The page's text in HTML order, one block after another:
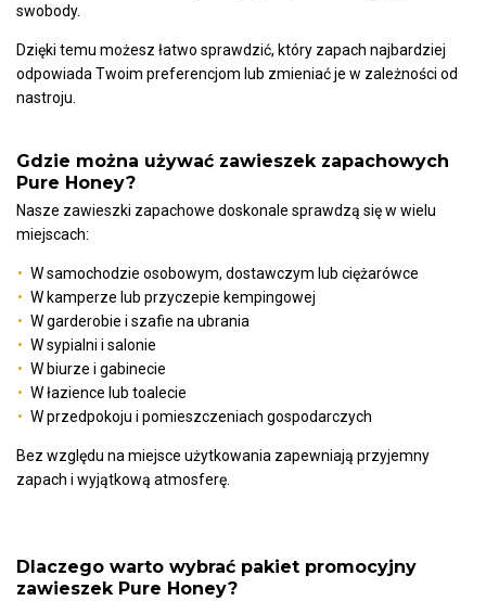
swobody.
Dzięki temu możesz łatwo sprawdzić, który zapach najbardziej
odpowiada Twoim preferencjom lub zmieniać je w zależności od
nastroju.
Gdzie można używać zawieszek zapachowych
Pure Honey?
Nasze zawieszki zapachowe doskonale sprawdzą się w wielu
miejscach:
W samochodzie osobowym, dostawczym lub ciężarówce
W kamperze lub przyczepie kempingowej
W garderobie i szafie na ubrania
W sypialni i salonie
W biurze i gabinecie
W łazience lub toalecie
W przedpokoju i pomieszczeniach gospodarczych
Bez względu na miejsce użytkowania zapewniają przyjemny
zapach i wyjątkową atmosferę.
Dlaczego warto wybrać pakiet promocyjny
zawieszek Pure Honey?